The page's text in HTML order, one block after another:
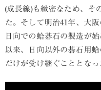
(成長線)も緻密なため、そ
た。そして明治41年、大
日向での蛤碁石の製造が
以来、日向以外の碁石用
だけが受け継ぐこととなっ